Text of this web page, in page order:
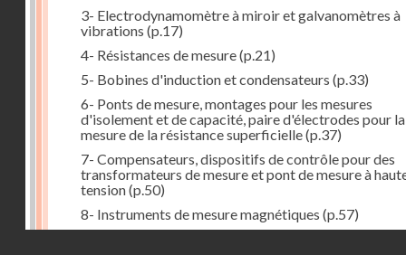
3- Electrodynamomètre à miroir et galvanomètres à
vibrations (p.17)
4- Résistances de mesure(p.21)
5- Bobines d'induction et condensateurs (p.33)
6- Ponts de mesure, montages pour les mesures
d'isolement et de capacité, paire d'électrodes pour la
mesure de la résistance superficielle(p.37)
7- Compensateurs, dispositifs de contrôle pour des
transformateurs de mesure et pont de mesure à
tension(p.50)
8- Instruments de mesure magnétiques (p.57)